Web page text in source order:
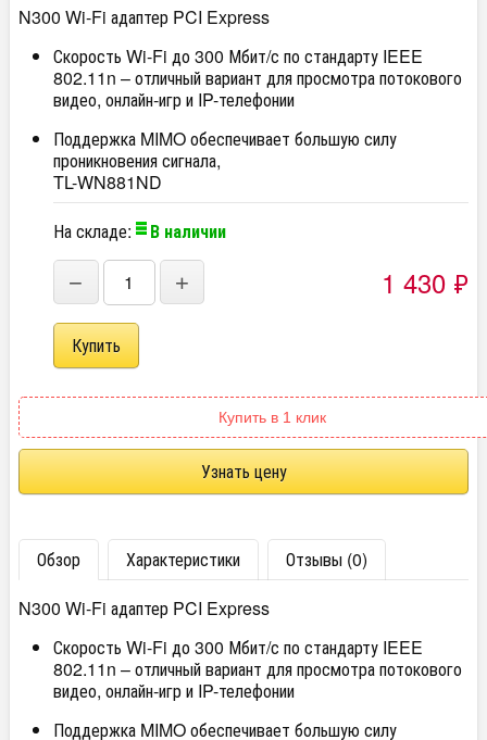
N300 Wi-Fi адаптер PCI Express
Скорость Wi-Fi до 300 Мбит/с по стандарту IEEE
802.11n – отличный вариант для просмотра потокового
видео, онлайн-игр и IP-телефонии
Поддержка MIMO обеспечивает большую силу
проникновения сигнала,
TL-WN881ND
На складе:
В наличии
− + 1 430 ₽
Купить в 1 клик
Узнать цену
Обзор Характеристики
Отзывы (0)
N300 Wi-Fi адаптер PCI Express
Скорость Wi-Fi до 300 Мбит/с по стандарту IEEE
802.11n – отличный вариант для просмотра потокового
видео, онлайн-игр и IP-телефонии
Поддержка MIMO обеспечивает большую силу